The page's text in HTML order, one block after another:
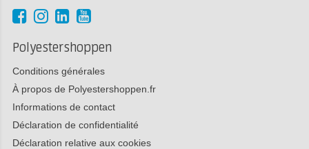
Polyestershoppen
Conditions générales
À propos de Polyestershoppen.fr
Informations de contact
Déclaration de confidentialité
Déclaration relative aux cookies